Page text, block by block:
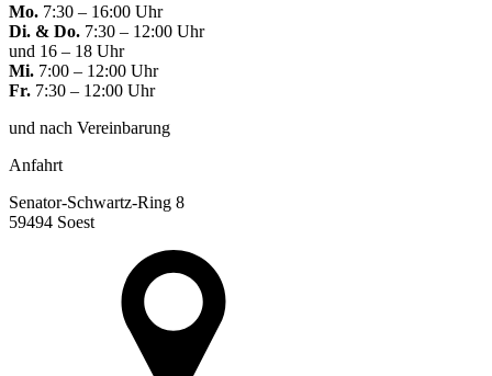
Mo. 7:30 – 16:00 Uhr
Di. & Do. 7:30 – 12:00 Uhr
und 16 – 18 Uhr
Mi. 7:00 – 12:00 Uhr
Fr. 7:30 – 12:00 Uhr
und nach Vereinbarung
Anfahrt
Senator-Schwartz-Ring 8
59494 Soest